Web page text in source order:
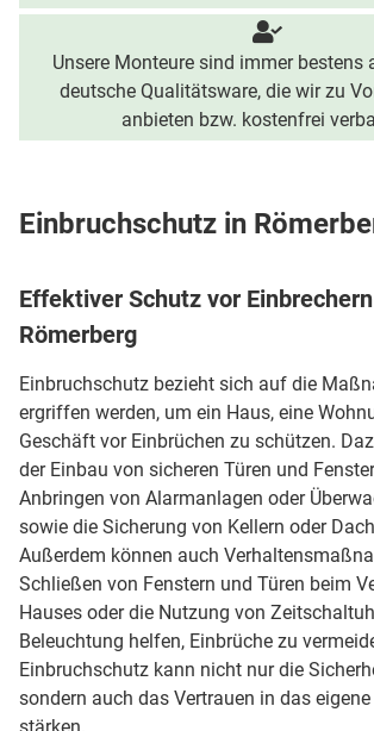
Unsere Monteure sind immer bestens
deutsche Qualitätsware, die wir zu
anbieten bzw. kostenfrei
Einbruchschutz in
Effektiver Schutz vor
Römerberg
Einbruchschutz bezieht sich auf die
ergriffen werden, um ein Haus, eine
Geschäft vor Einbrüchen zu schützen.
der Einbau von sicheren Türen und
Anbringen von Alarmanlagen oder
sowie die Sicherung von Kellern oder
Außerdem können auch
Schließen von Fenstern und Türen beim
Hauses oder die Nutzung von
Beleuchtung helfen, Einbrüche zu
Einbruchschutz kann nicht nur die
sondern auch das Vertrauen in das